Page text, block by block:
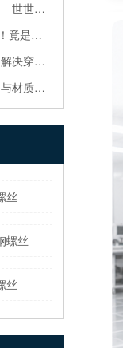
型亲子公益
前全赔光！
配难题
型指南
丝
螺丝
丝